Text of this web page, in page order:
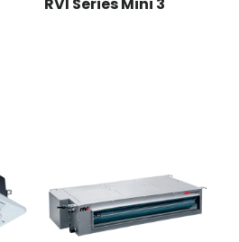
RVI Series Mini 3